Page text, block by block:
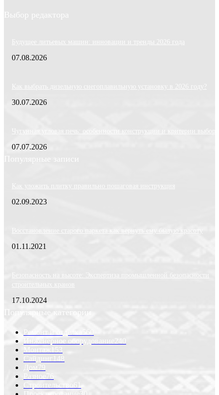
Выбор редактора
Будущее литьевых машин: инновации и тренды 2026 года
07.08.2026
Как выбрать дизельную снегоплавильную установку в 2026 году?
30.07.2026
Чугунная угловая печь: особенности конструкции и критерии выбора
07.07.2026
Популярные записи
Как уложить плитку правильно пошаговая инструкция
02.09.2023
Восстановление старого паркета как вернуть ему былую красоту
01.11.2021
Безопасность на высоте: Экспертиза промышленной безопасности
строительных кранов
17.10.2024
Популярные категории
Ремонт и отделка
Инженерное оборудование
240
Монтаж
153
Сайдинг
148
Дом 79
Разное 76
Строительство